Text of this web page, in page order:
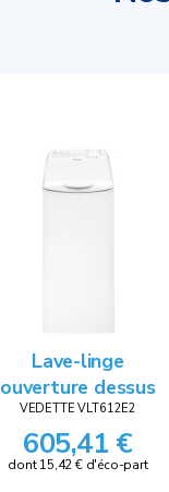
Lave-linge
ouverture dessus
VEDETTE VLT612E2
605,41 €
dont 15,42 € d'éco-part